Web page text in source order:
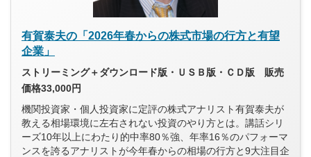
有賀泰夫の「2026年春からの株式市場の行方と有望
企業」
ストリーミング＋ダウンロード版・ＵＳＢ版・ＣＤ版 販売
価格33,000円
機関投資家・個人投資家に定評の株式アナリスト有賀泰夫が
教える相場環境に左右されない投資のやり方とは。講話シリ
ーズ10年以上にわたり的中率80％強、年率16％のパフォーマ
ンスを誇るアナリストが今年春からの相場の行方と9大注目企